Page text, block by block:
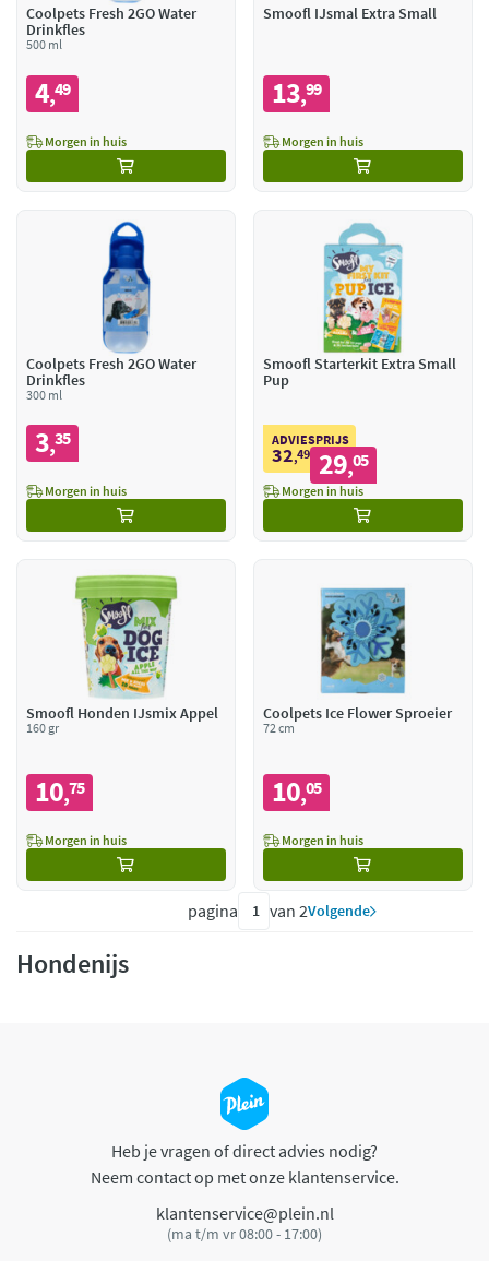
Coolpets Fresh 2GO Water
Drinkfles
500 ml
4,49
Morgen in huis
Smoofl IJsmal Extra Small
13,99
Morgen in huis
Coolpets Fresh 2GO Water
Drinkfles
300 ml
3,35
Morgen in huis
Smoofl Starterkit Extra Small
Pup
ADVIESPRIJS
32,49 29,05
Morgen in huis
Smoofl Honden IJsmix Appel
160 gr
10,75
Morgen in huis
Coolpets Ice Flower Sproeier
72 cm
10,05
Morgen in huis
pagina van 2Volgende
Hondenijs
Heb je vragen of direct advies nodig?
Neem contact op met onze klantenservice.
klantenservice@plein.nl
(ma t/m vr 08:00 - 17:00)